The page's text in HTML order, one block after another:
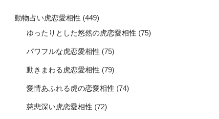
動物占い虎恋愛相性 (449)
ゆったりとした悠然の虎恋愛相性 (75)
パワフルな虎恋愛相性 (75)
動きまわる虎恋愛相性 (79)
愛情あふれる虎の恋愛相性 (74)
慈悲深い虎恋愛相性 (72)